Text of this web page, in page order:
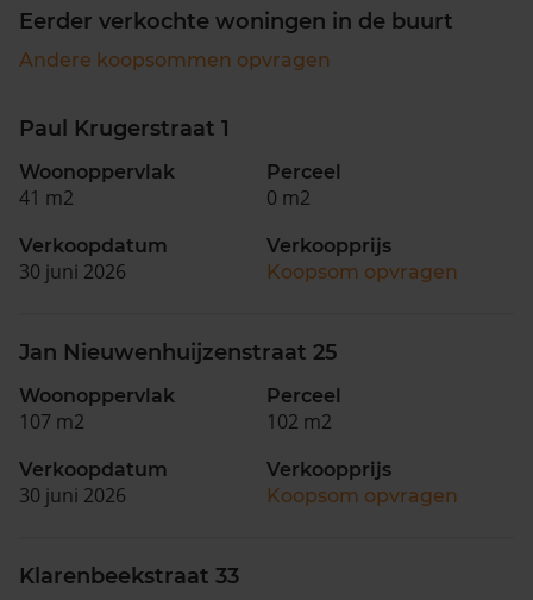
Eerder verkochte woningen in de buurt
Andere koopsommen opvragen
Paul Krugerstraat 1
Woonoppervlak
41 m2
Perceel
0 m2
Verkoopdatum
30 juni 2026
Verkoopprijs
Koopsom opvragen
Jan Nieuwenhuijzenstraat 25
Woonoppervlak
107 m2
Perceel
102 m2
Verkoopdatum
30 juni 2026
Verkoopprijs
Koopsom opvragen
Klarenbeekstraat 33